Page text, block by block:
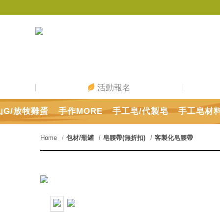
G/放牧雞蛋 手作MORE 手工皂/代製皂 手工皂材
活動報名
Home 包材/瓶罐 皂腰帶(無折扣) 客製化皂腰帶